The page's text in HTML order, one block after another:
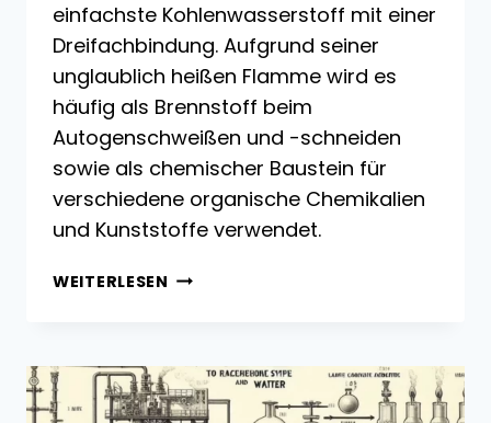
einfachste Kohlenwasserstoff mit einer
Dreifachbindung. Aufgrund seiner
unglaublich heißen Flamme wird es
häufig als Brennstoff beim
Autogenschweißen und -schneiden
sowie als chemischer Baustein für
verschiedene organische Chemikalien
und Kunststoffe verwendet.
WEITERLESEN ACETYLEN